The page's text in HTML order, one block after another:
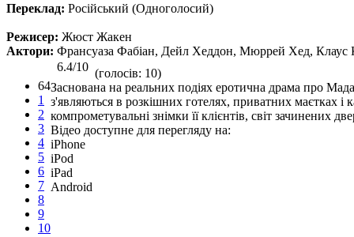
Переклад: Російський (Одноголосий)
Режисер: Жюст Жакен
Актори: Франсуаза Фабіан, Дейл Хеддон, Мюррей Хед, Клаус
64
1
2
3
4
5
6
7
8
9
10
6.4/10 (голосів: 10)
Заснована на реальних подіях еротична драма про
з'являються в розкішних готелях, приватних маєтках
компрометувальні знімки її клієнтів, світ
Відео доступне для перегляду на:
iPhone
iPod
iPad
Android